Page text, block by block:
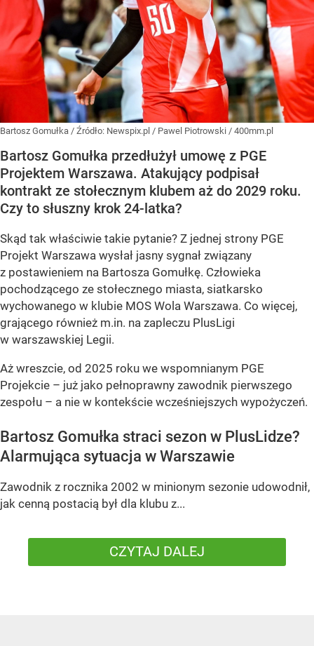
Bartosz Gomułka / Źródło: Newspix.pl / Pawel Piotrowski / 400mm.pl
Bartosz Gomułka przedłużył umowę z PGE
Projektem Warszawa. Atakujący podpisał
kontrakt ze stołecznym klubem aż do 2029 roku.
Czy to słuszny krok 24-latka?
Skąd tak właściwie takie pytanie? Z jednej strony PGE
Projekt Warszawa wysłał jasny sygnał związany
z postawieniem na Bartosza Gomułkę. Człowieka
pochodzącego ze stołecznego miasta, siatkarsko
wychowanego w klubie MOS Wola Warszawa. Co więcej,
grającego również m.in. na zapleczu PlusLigi
w warszawskiej Legii.
Aż wreszcie, od 2025 roku we wspomnianym PGE
Projekcie – już jako pełnoprawny zawodnik pierwszego
zespołu – a nie w kontekście wcześniejszych wypożyczeń.
Bartosz Gomułka straci sezon w PlusLidze?
Alarmująca sytuacja w Warszawie
Zawodnik z rocznika 2002 w minionym sezonie udowodnił,
jak cenną postacią był dla klubu z...
CZYTAJ DALEJ